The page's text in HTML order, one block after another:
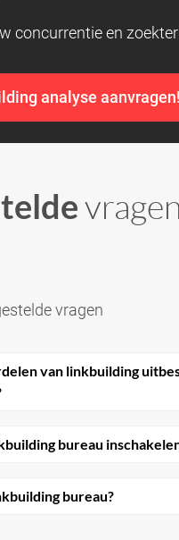
concurrentie en
analyse aanvragen!
vragen
vragen
van linkbuilding
bureau
bureau?